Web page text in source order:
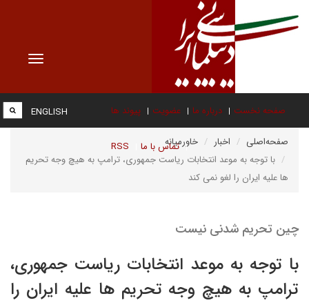
Toggle
صفحه نخست درباره ما عضویت پیوند ها
تماس با ما RSS
ENGLISH
صفحه‌اصلی اخبار
خاورمیانه
با توجه به موعد انتخابات ریاست جمهوری، ترامپ به هیچ وجه تحریم
ها علیه ایران را لغو نمی کند
چین تحریم شدنی نیست
با توجه به موعد انتخابات ریاست جمهوری،
ترامپ به هیچ وجه تحریم ها علیه ایران را